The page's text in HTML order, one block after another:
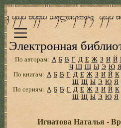
Электронная
По авторам: А Б В Г Д Е Ж З И Й
Ч Ш Щ Ы Э Ю
По книгам: А Б В Г Д Е Ж З И Й К
Ш Щ Ы Э Ю Я
По сериям: А Б В Г Д Е Ж З И Й К
Ш Щ Ы Э Ю Я
Игнатова Наталья -